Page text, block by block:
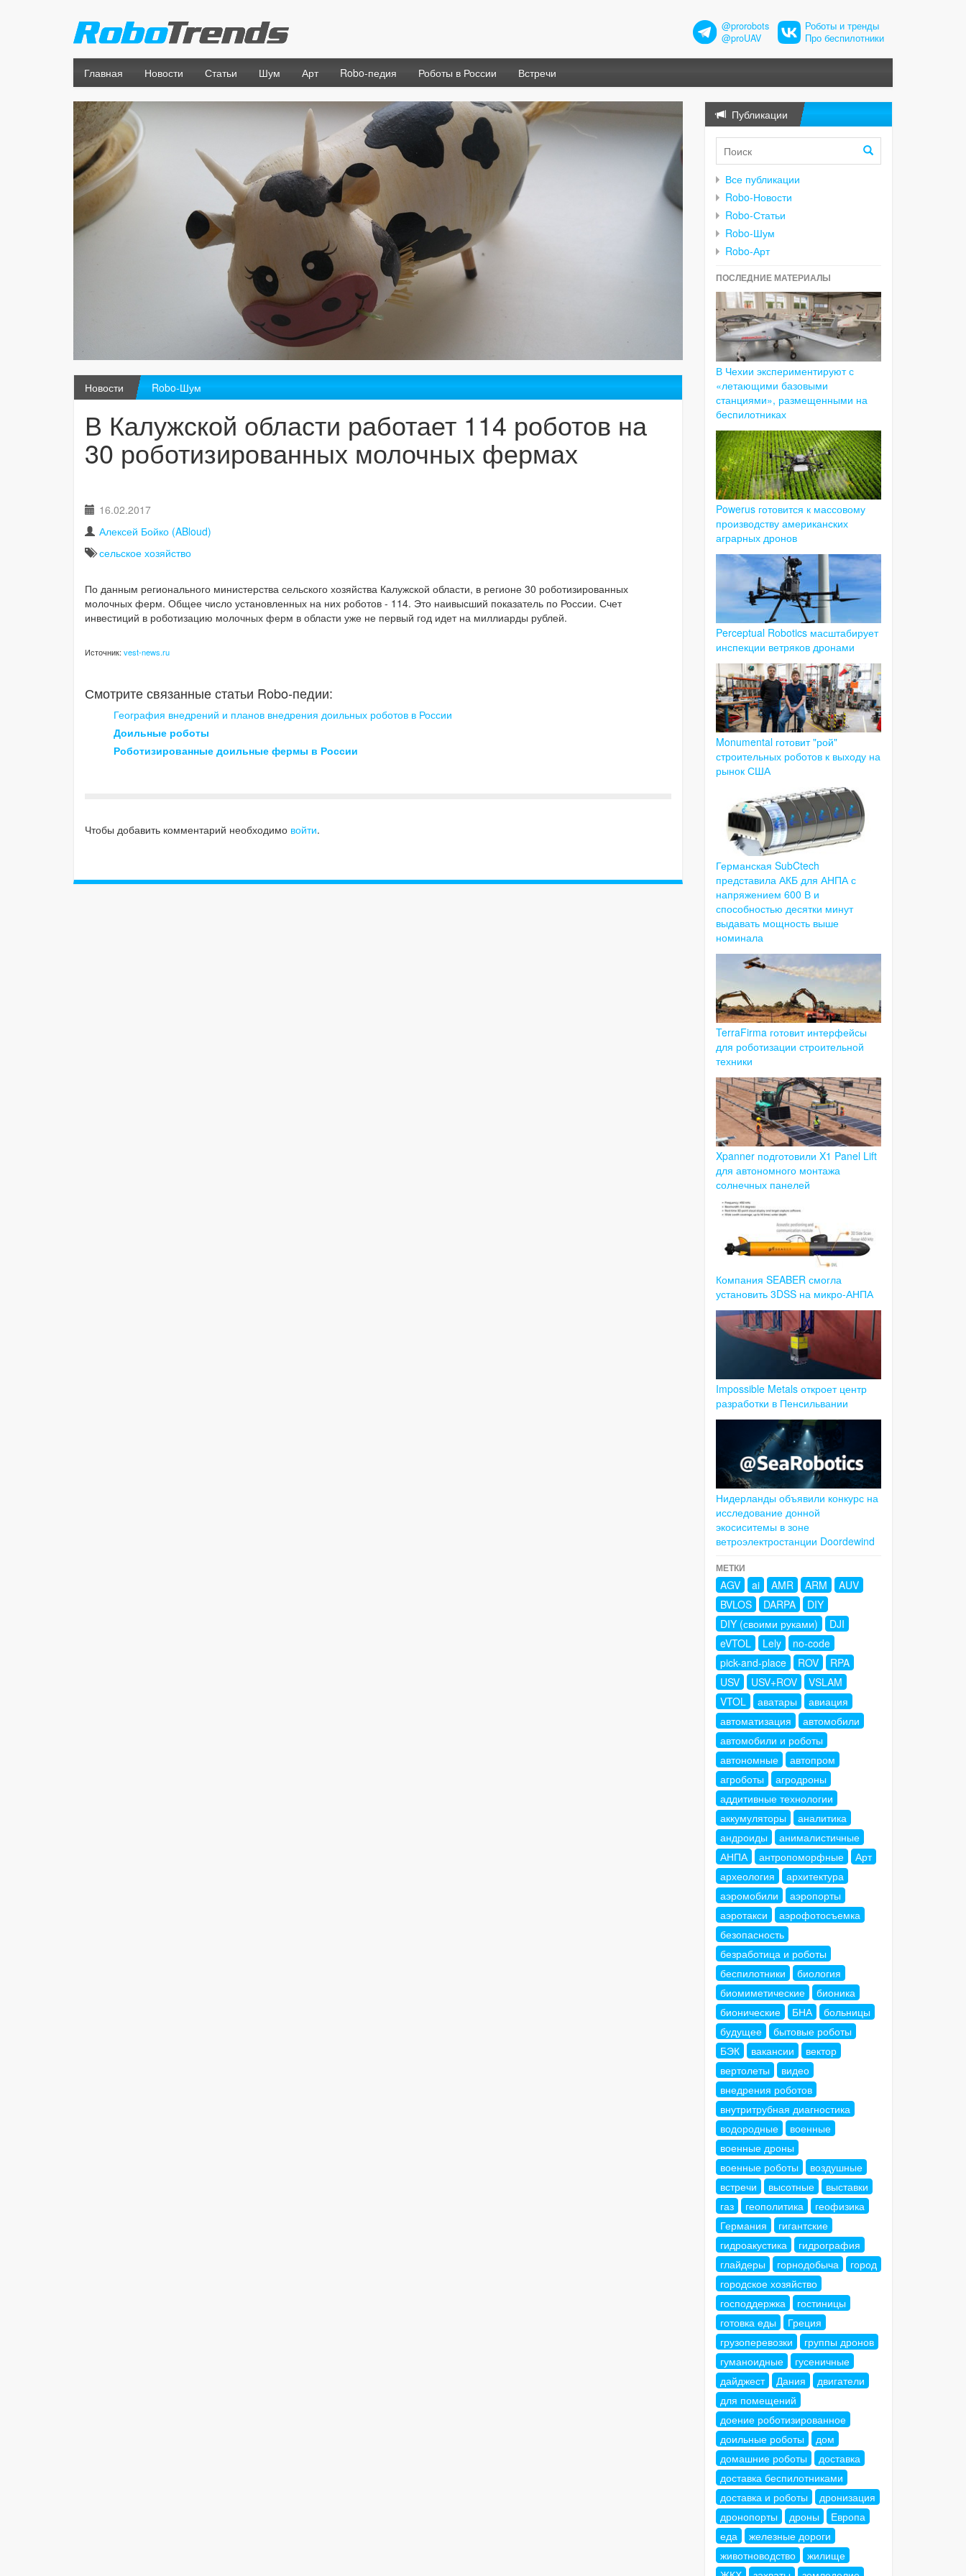
@prorobots
@proUAV
Роботы и тренды
Про беспилотники
Главная Новости Статьи Шум Арт Robo-педия Роботы в России Встречи
Новости Robo-Шум
В Калужской области работает 114 роботов на
30 роботизированных молочных фермах
16.02.2017
Алексей Бойко (ABloud)
сельское хозяйство
По данным регионального министерства сельского хозяйства Калужской области, в регионе 30 роботизированных
молочных ферм. Общее число установленных на них роботов - 114. Это наивысший показатель по России. Счет
инвестиций в роботизацию молочных ферм в области уже не первый год идет на миллиарды рублей.
Источник:vest-news.ru
Смотрите связанные статьи Robo-педии:
География внедрений и планов внедрения доильных роботов в России
Доильные роботы
Роботизированные доильные фермы в России
Чтобы добавить комментарий необходимо войти.
Публикации
Все публикации
Robo-Новости
Robo-Статьи
Robo-Шум
Robo-Арт
ПОСЛЕДНИЕ МАТЕРИАЛЫ
В Чехии экспериментируют с
«летающими базовыми
станциями», размещенными на
беспилотниках
Powerus готовится к массовому
производству американских
аграрных дронов
Perceptual Robotics масштабирует
инспекции ветряков дронами
Monumental готовит "рой"
строительных роботов к выходу на
рынок США
Германская SubCtech
представила АКБ для АНПА с
напряжением 600 В и
способностью десятки минут
выдавать мощность выше
номинала
TerraFirma готовит интерфейсы
для роботизации строительной
техники
Xpanner подготовили X1 Panel Lift
для автономного монтажа
солнечных панелей
Компания SEABER смогла
установить 3DSS на микро-АНПА
Impossible Metals откроет центр
разработки в Пенсильвании
Нидерланды объявили конкурс на
исследование донной
экосиситемы в зоне
ветроэлектростанции Doordewind
МЕТКИ
AGV ai AMR ARM
AUV
BVLOS
DARPA
DIY
DIY (своими руками)
DJI
eVTOL
Lely
no-code
pick-and-place
ROV
RPA
USV
USV+ROV
VSLAM
VTOL
аватары
авиация
автоматизация
автомобили
автомобили и роботы
автономные
автопром
агроботы
агродроны
аддитивные технологии
аккумуляторы
аналитика
андроиды
анималистичные
АНПА
антропоморфные
Арт
археология
архитектура
аэромобили
аэропорты
аэротакси
аэрофотосъемка
безопасность
безработица и роботы
беспилотники
биология
биомиметические
бионика
бионические
БНА
больницы
будущее
бытовые роботы
БЭК
вакансии
вектор
вертолеты
видео
внедрения роботов
внутритрубная диагностика
водородные
военные
военные дроны
военные роботы
воздушные
встречи
высотные
выставки
газ
геополитика
геофизика
Германия
гигантские
гидроакустика
гидрография
глайдеры
горнодобыча
город
городское хозяйство
господдержка
гостиницы
готовка еды
Греция
грузоперевозки
группы дронов
гуманоидные
гусеничные
дайджест
Дания
двигатели
для помещений
доение роботизированное
доильные роботы
дом
домашние роботы
доставка
доставка беспилотниками
доставка и роботы
дронизация
дронопорты
дроны
Европа
еда
железные дороги
животноводство
жилище